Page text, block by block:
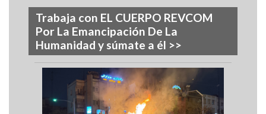
Trabaja con EL CUERPO REVCOM
Por La Emancipación De La
Humanidad y súmate a él >>